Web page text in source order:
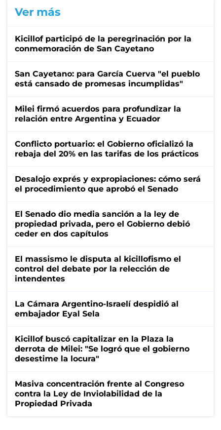
Ver más
Kicillof participó de la peregrinación por la
conmemoración de San Cayetano
San Cayetano: para García Cuerva "el pueblo
está cansado de promesas incumplidas"
Milei firmó acuerdos para profundizar la
relación entre Argentina y Ecuador
Conflicto portuario: el Gobierno oficializó la
rebaja del 20% en las tarifas de los prácticos
Desalojo exprés y expropiaciones: cómo será
el procedimiento que aprobó el Senado
El Senado dio media sanción a la ley de
propiedad privada, pero el Gobierno debió
ceder en dos capítulos
El massismo le disputa al kicillofismo el
control del debate por la relección de
intendentes
La Cámara Argentino-Israelí despidió al
embajador Eyal Sela
Kicillof buscó capitalizar en la Plaza la
derrota de Milei: "Se logró que el gobierno
desestime la locura"
Masiva concentración frente al Congreso
contra la Ley de Inviolabilidad de la
Propiedad Privada